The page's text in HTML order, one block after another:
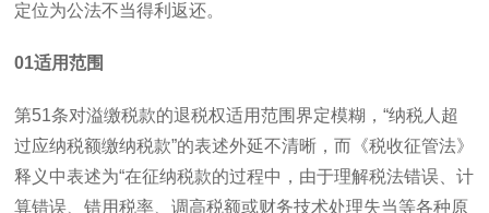
定位为公法不当得利返还。
01适用范围
第51条对溢缴税款的退税权适用范围界定模糊，“纳税人超
过应纳税额缴纳税款”的表述外延不清晰，而《税收征管法》
释义中表述为“在征纳税款的过程中，由于理解税法错误、计
算错误、错用税率、调高税额或财务技术处理失当等各种原